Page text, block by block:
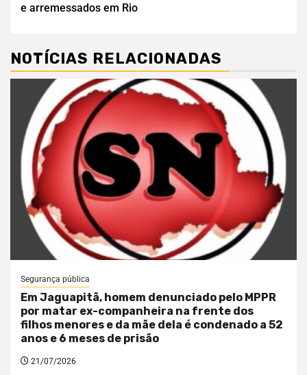
e arremessados em Rio
NOTÍCIAS RELACIONADAS
Segurança pública
Em Jaguapitã, homem denunciado pelo MPPR
por matar ex-companheira na frente dos
filhos menores e da mãe dela é condenado a 52
anos e 6 meses de prisão
21/07/2026